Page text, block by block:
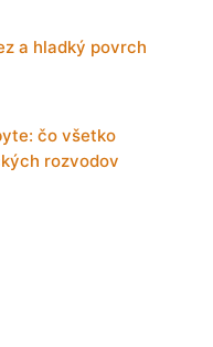
a hladký povrch
čo všetko
rozvodov